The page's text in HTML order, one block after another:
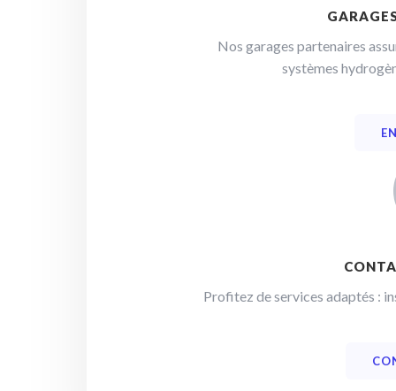
Nos garages partenaires
systèmes
Profitez de services adaptés :